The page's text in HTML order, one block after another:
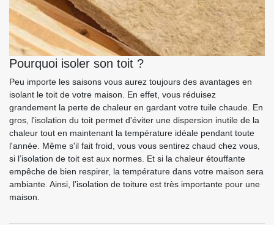
Pourquoi isoler son toit ?
Peu importe les saisons vous aurez toujours des avantages en
isolant le toit de votre maison. En effet, vous réduisez
grandement la perte de chaleur en gardant votre tuile chaude. En
gros, l'isolation du toit permet d'éviter une dispersion inutile de la
chaleur tout en maintenant la température idéale pendant toute
l'année. Même s'il fait froid, vous vous sentirez chaud chez vous,
si l’isolation de toit est aux normes. Et si la chaleur étouffante
empêche de bien respirer, la température dans votre maison sera
ambiante. Ainsi, l’isolation de toiture est très importante pour une
maison.